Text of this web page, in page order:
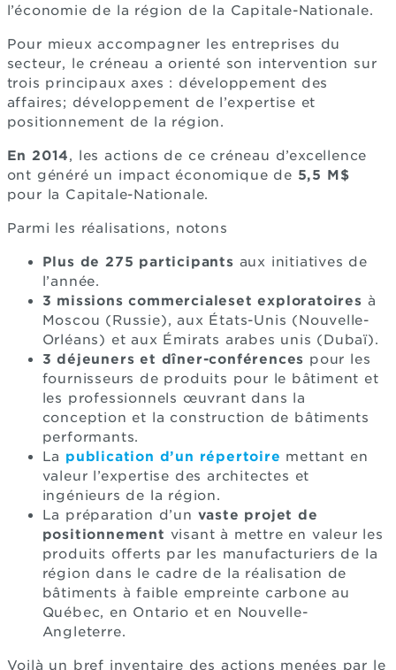
l’économie de la région de la Capitale-Nationale.
Pour mieux accompagner les entreprises du
secteur, le créneau a orienté son intervention sur
trois principaux axes : développement des
affaires; développement de l’expertise et
positionnement de la région.
En 2014, les actions de ce créneau d’excellence
ont généré un impact économique de 5,5 M$
pour la Capitale-Nationale.
Parmi les réalisations, notons
Plus de 275 participants aux initiatives de
l’année.
3 missions commercialeset exploratoires à
Moscou (Russie), aux États-Unis (Nouvelle-
Orléans) et aux Émirats arabes unis (Dubaï).
3 déjeuners et dîner-conférences pour les
fournisseurs de produits pour le bâtiment et
les professionnels œuvrant dans la
conception et la construction de bâtiments
performants.
La publication d’un répertoire mettant en
valeur l’expertise des architectes et
ingénieurs de la région.
La préparation d’un vaste projet de
positionnement visant à mettre en valeur les
produits offerts par les manufacturiers de la
région dans le cadre de la réalisation de
bâtiments à faible empreinte carbone au
Québec, en Ontario et en Nouvelle-
Angleterre.
Voilà un bref inventaire des actions menées par le